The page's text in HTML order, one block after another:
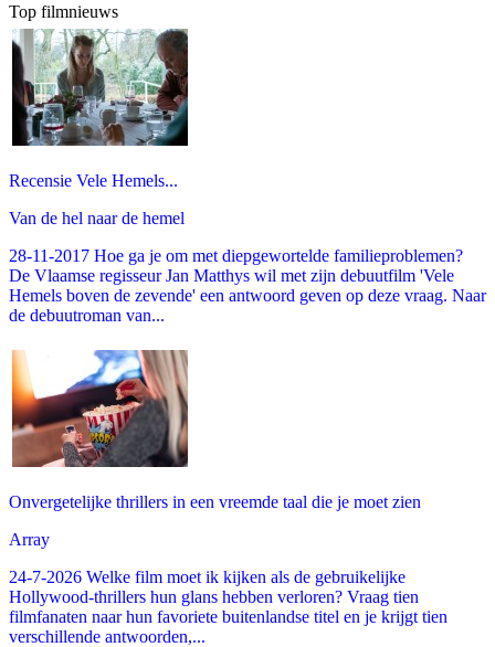
Top filmnieuws
Recensie Vele Hemels...
Van de hel naar de hemel
28-11-2017 Hoe ga je om met diepgewortelde familieproblemen?
De Vlaamse regisseur Jan Matthys wil met zijn debuutfilm 'Vele
Hemels boven de zevende' een antwoord geven op deze vraag. Naar
de debuutroman van...
Onvergetelijke thrillers in een vreemde taal die je moet zien
Array
24-7-2026 Welke film moet ik kijken als de gebruikelijke
Hollywood-thrillers hun glans hebben verloren? Vraag tien
filmfanaten naar hun favoriete buitenlandse titel en je krijgt tien
verschillende antwoorden,...